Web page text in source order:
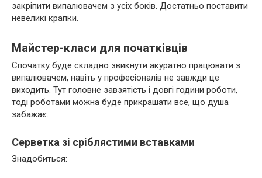
закріпити випалювачем з усіх боків. Достатньо поставити
невеликі крапки.
Майстер-класи для початківців
Спочатку буде складно звикнути акуратно працювати з
випалювачем, навіть у професіоналів не завжди це
виходить. Тут головне завзятість і довгі години роботи,
тоді роботами можна буде прикрашати все, що душа
забажає.
Серветка зі сріблястими вставками
Знадобиться: